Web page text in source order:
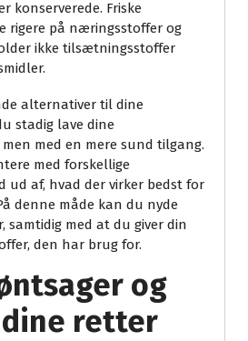
konserverede. Friske
rigere på næringsstoffer og
ikke tilsætningsstoffer
alternativer til dine
stadig lave dine
med en mere sund tilgang.
med forskellige
ud af, hvad der virker bedst for
denne måde kan du nyde
samtidig med at du giver din
den har brug for.
og
retter